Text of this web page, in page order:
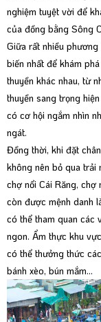
nghiệm tuyệt vời để
của đồng bằng Sông
Giữa rất nhiều
biến nhất để khám
thuyền khác nhau, từ
thuyền sang trọng
có cơ hội ngắm nhìn
ngát.
Đồng thời, khi đặt
không nên bỏ qua trải
chợ nổi Cái Răng, chợ
còn được mệnh danh
có thể tham quan các
ngon. Ẩm thực khu
có thể thưởng thức
bánh xèo, bún mắm…